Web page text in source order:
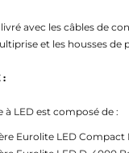
avec les câbles de
et les housses de
:
à LED est composé de :
Eurolite LED Compact